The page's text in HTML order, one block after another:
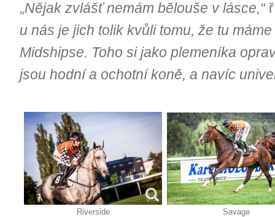
„Nějak zvlášť nemám bělouše v lásce,“
u nás je jich tolik kvůli tomu, že tu
Midshipse. Toho si jako plemeníka
jsou hodní a ochotní koně, a navíc
Riverside Savage